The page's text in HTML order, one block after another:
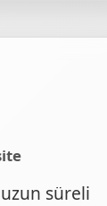
süreli